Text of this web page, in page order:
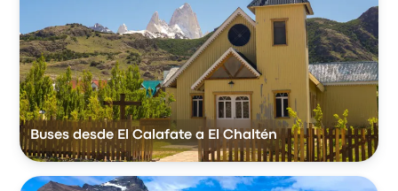
Buses desde El Calafate a El Chaltén